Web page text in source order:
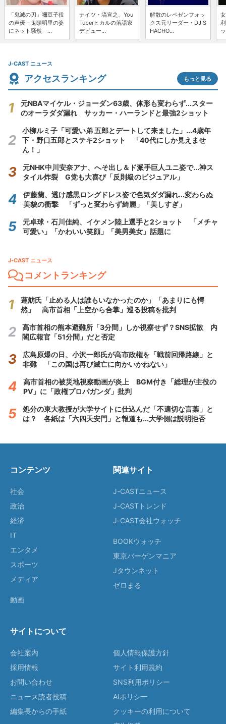
「鬼滅の刃」禰豆子役
の声優・鬼頭明里の姿
にネット騒然 ...
ナイツ・塙宣之、You
Tuberヒカルの落語家
デビュー...
解散のレペゼンフォッ
クス元リーダー・DJ S
HACHO...
J-CAST ニュース
アクセスランキング もっと見る
元NBAマイケル・ジョーダン63歳、体形も変わらず...スター
のオーラダダ漏れ サッカー・ハーランドと最強2ショット
小柳ルミ子「可愛い弟 五郎とデートして来ました」...4歳年
下・野口五郎とステキ2ショット 「40代にしか見えませ
ん！」
元NHK中川安奈アナ、へそ出し＆ド派手巨人ユニ姿で...神ス
タイル炸裂 G党も大喜び「反則級のビジュアル」
伊藤蘭、透け感黒ロングドレス姿で色気ダダ漏れ...変わらぬ
美貌の衝撃 「ずっと変わらず綺麗」「美しすぎ」
元卓球・石川佳純、イケメン陸上選手と2ショット 「メチャ
可愛い」「かわいい笑顔」「美男美女」話題に
J-CAST ニュース
コメントランキング
蓮舫氏「止める人は誰もいなかったのか」「あまりにも愕
然」 高市首相「上空から合掌」巡る投稿を批判
高市首相の熊本避難所「3分間」しか視察せず？SNS拡散 内
閣広報官「51分間」だと否定
広島原爆の日、小沢一郎氏が高市政権を「戦前回帰路線」と
非難 「この国は再び滅亡に向かいかねない」
高市首相の被災地視察動画が炎上 BGM付き「総理が主役の
PV」に「政権プロパガンダ」批判
処分の東大教授が大学サイトに仕込んだ「不適切な言葉」と
は？ 各紙は「六四天安門」と報道も...大学側は説明拒否
コンテンツ
社会
政治
経済
IT
エンタメ
スポーツ
メディア
動画
関連サイト
J-CASTニュース
J-CASTトレンド
J-CAST会社ウォッチ
BOOKウォッチ
東京バーゲンマニア
Jタウンネット
ゼロまる
サイトについて
会社案内
採用情報
お問い合わせ
ニュース読者投稿
編集長からの手紙
個人情報保護方針
サイト利用規約
SNS利用ポリシー
AIポリシー
クッキーの利用について